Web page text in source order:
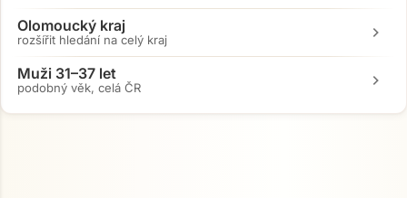
Olomoucký kraj
rozšířit hledání na celý kraj chevron_right
Muži 31–37 let
podobný věk, celá ČR chevron_right